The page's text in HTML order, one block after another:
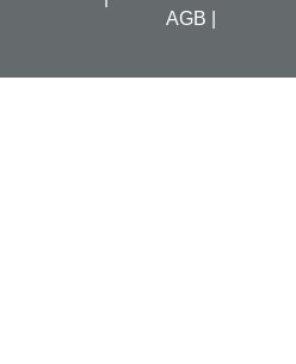
AGB |